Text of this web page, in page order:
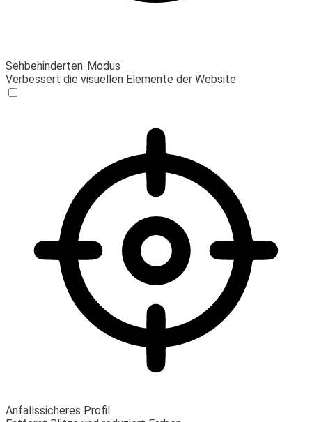
Sehbehinderten-Modus
Verbessert die visuellen Elemente der Website
Anfallssicheres Profil